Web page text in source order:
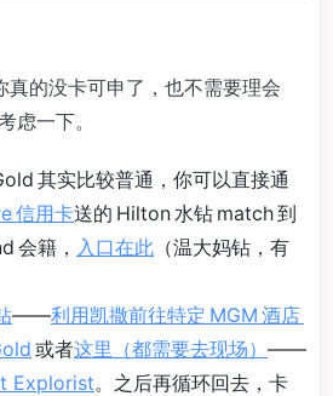
真的没卡可申了，也不需要理会
虑一下。
其实比较普通，你可以直接通
信用卡送的 Hilton 水钻 match 到
会籍， 入口在此 （温大妈钻，有
——利用凯撒前往特定 MGM 酒店
或者这里（都需要去现场） ——
Explorist。之后再循环回去，卡